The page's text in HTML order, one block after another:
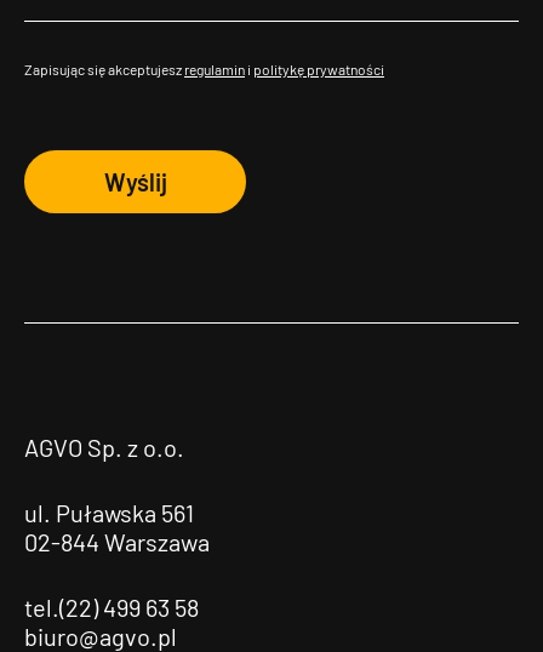
Zapisując się akceptujesz regulamin i politykę prywatności
Wyślij
AGVO Sp. z o.o.
ul. Puławska 561
02-844 Warszawa
tel.(22) 499 63 58
biuro@agvo.pl